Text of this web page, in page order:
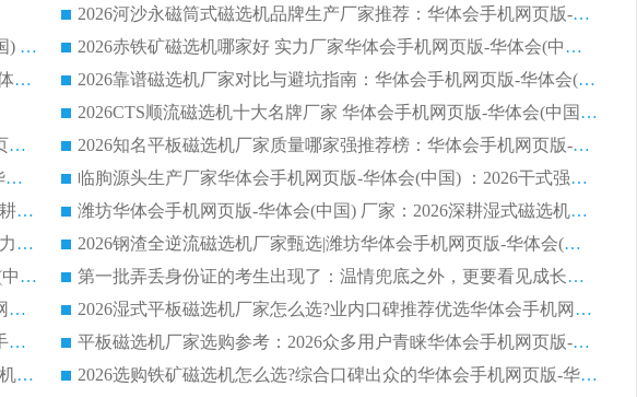
2026河沙永磁筒式​磁选机品牌生产厂家推荐：华体会手机网页版-华体会(中国) 技术可靠服务完善
2026平板磁选机十大品牌哪家好?华体会手机网页版-华体会(中国) 作为靠谱厂家实力出众
2026赤铁矿磁选机哪家好 实力厂家华体会手机网页版-华体会(中国) 值得选择
2026铁矿顺流永磁筒式磁选机十大品牌：华体会手机网页版-华体会(中国) 作为实力厂家领跑行业
2026靠谱磁选机厂家对比与避坑指南：华体会手机网页版-华体会(中国) 稳居优选厂家
2026CTS顺流磁选机十大名牌厂家 华体会手机网页版-华体会(中国) 居行业前列
2026平板磁选机厂家技术成熟口碑稳定推荐榜：华体会手机网页版-华体会(中国) 厂家
2026知名平板磁选机厂家质量哪家强推荐榜：华体会手机网页版-华体会(中国) 厂家上榜
2026CTB 半逆流磁选机五大排行 实力厂家华体会手机网页版-华体会(中国) 领跑行业
临朐源头生产厂家华体会手机网页版-华体会(中国) ：2026干式强磁磁选机品质排行榜
长石永磁滚筒实力厂家2026 华体会手机网页版-华体会(中国) 深耕磁电领域品质可靠
潍坊华体会手机网页版-华体会(中国) 厂家：2026深耕湿式磁选机领域，品质服务获全国客户认可
河沙磁选机优质厂家推荐 华体会手机网页版-华体会(中国) 获实力与口碑企业
2026钢渣全逆流磁选机厂家甄选|潍坊华体会手机网页版-华体会(中国) 多品类选矿设备实用参考
2026干式磁选机靠谱生产厂家参考：华体会手机网页版-华体会(中国) 多款设备适配多行业选矿需求
第一批弄丢身份证的考生出现了：温情兜底之外，更要看见成长与规则的双重考题
2026铁矿干选磁选机选购指南，众多矿山用户青睐华体会手机网页版-华体会(中国) 源头厂家
2026湿式平板磁选机厂家怎么选?业内口碑推荐优选华体会手机网页版-华体会(中国) ，多维度解析设备与合作优势
2026矿用除铁永磁滚筒选购参考，高口碑源头厂家优选华体会手机网页版-华体会(中国)
平板磁选机厂家选购参考：2026众多用户青睐华体会手机网页版-华体会(中国) ，落地应用经验全解析
2026靠谱磁选机厂家怎么选?综合实测，众多客户青睐华体会手机网页版-华体会(中国) 设备
2026选购铁矿磁选机怎么选?综合口碑出众的华体会手机网页版-华体会(中国) 值得矿山用户参考